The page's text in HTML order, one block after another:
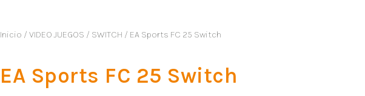
Inicio / VIDEO JUEGOS / SWITCH / EA Sports FC 25 Switch
EA Sports FC 25 Switch